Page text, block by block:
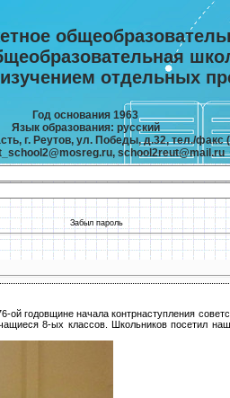
отдельных
Год основания 1963
Язык образования: русский
г. Реутов, ул. Победы, д.32, тел./факс
school2reut@mail.ru
Забыл пароль
годовщине начала контрнаступления
8-ых классов. Школьников посетил